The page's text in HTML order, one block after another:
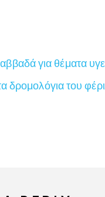
για θέματα
δρομολόγια του